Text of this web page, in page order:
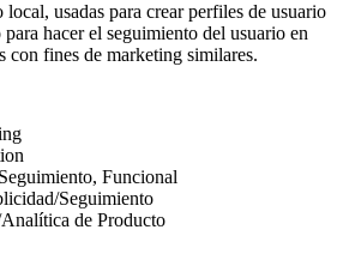
usadas para crear perfiles de usuario
hacer el seguimiento del usuario en
con fines de marketing similares.
Funcional
Seguimiento
de Producto